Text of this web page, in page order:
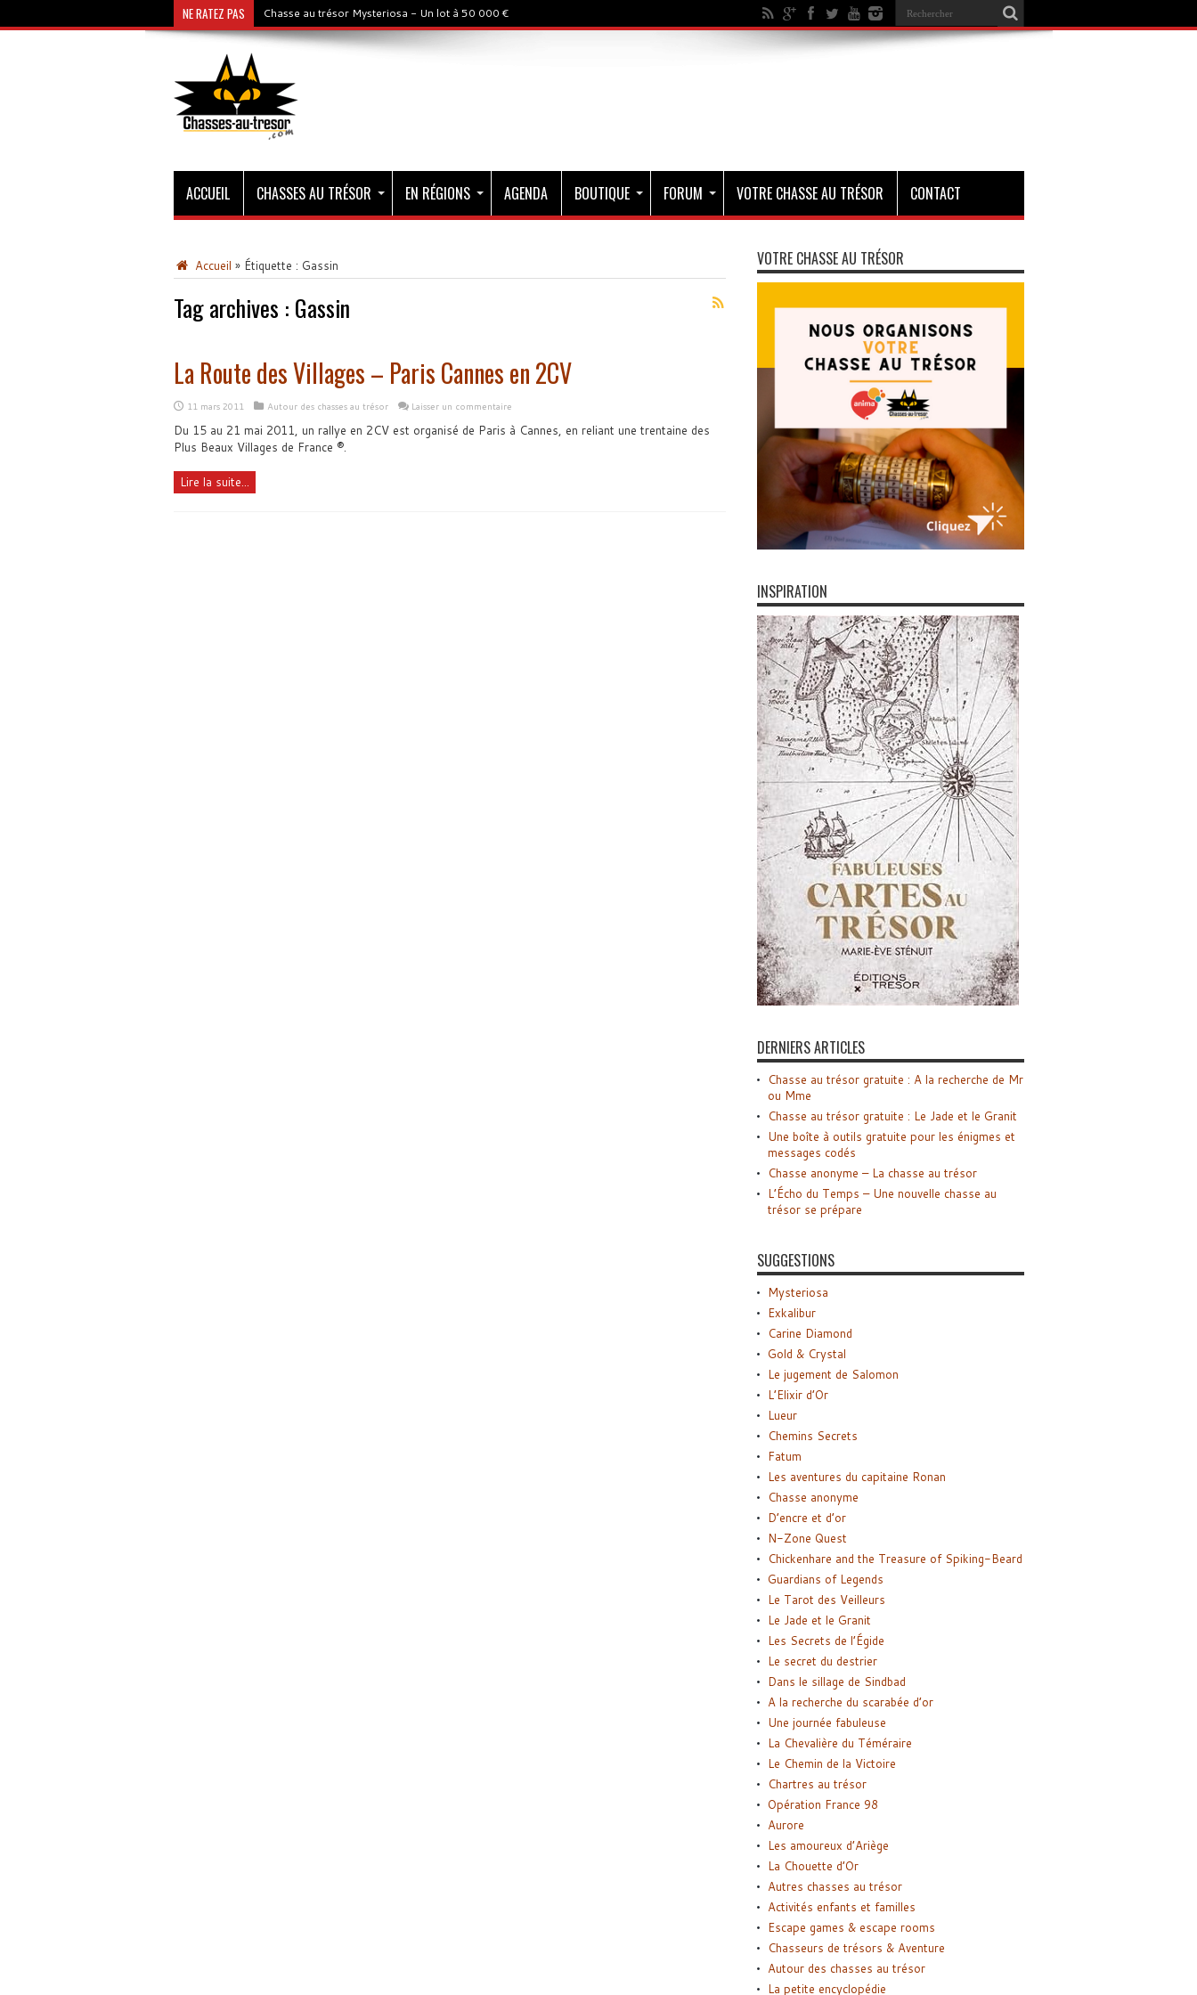
NE RATEZ PAS Chasse au trésor Mysteriosa - Un lot à 50 000 €
ACCUEIL CHASSES AU TRÉSOR EN RÉGIONS AGENDA BOUTIQUE FORUM VOTRE CHASSE AU TRÉSOR CONTACT
Accueil » Étiquette : Gassin
Tag archives : Gassin
La Route des Villages – Paris Cannes en 2CV
11 mars 2011 Autour des chasses au trésor Laisser un commentaire
Du 15 au 21 mai 2011, un rallye en 2CV est organisé de Paris à Cannes, en reliant une trentaine des
Plus Beaux Villages de France ®.
Lire la suite...
VOTRE CHASSE AU TRÉSOR
INSPIRATION
DERNIERS ARTICLES
Chasse au trésor gratuite : A la recherche de Mr
ou Mme
Chasse au trésor gratuite : Le Jade et le Granit
Une boîte à outils gratuite pour les énigmes et
messages codés
Chasse anonyme – La chasse au trésor
L’Écho du Temps – Une nouvelle chasse au
trésor se prépare
SUGGESTIONS
Mysteriosa
Exkalibur
Carine Diamond
Gold & Crystal
Le jugement de Salomon
L’Elixir d’Or
Lueur
Chemins Secrets
Fatum
Les aventures du capitaine Ronan
Chasse anonyme
D’encre et d’or
N-Zone Quest
Chickenhare and the Treasure of Spiking-Beard
Guardians of Legends
Le Tarot des Veilleurs
Le Jade et le Granit
Les Secrets de l’Égide
Le secret du destrier
Dans le sillage de Sindbad
A la recherche du scarabée d’or
Une journée fabuleuse
La Chevalière du Téméraire
Le Chemin de la Victoire
Chartres au trésor
Opération France 98
Aurore
Les amoureux d’Ariège
La Chouette d’Or
Autres chasses au trésor
Activités enfants et familles
Escape games & escape rooms
Chasseurs de trésors & Aventure
Autour des chasses au trésor
La petite encyclopédie